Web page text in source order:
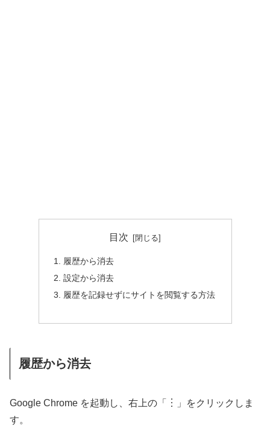
目次
履歴から消去
設定から消去
履歴を記録せずにサイトを閲覧する方法
履歴から消去
Google Chrome を起動し、右上の「︙」をクリックしま
す。